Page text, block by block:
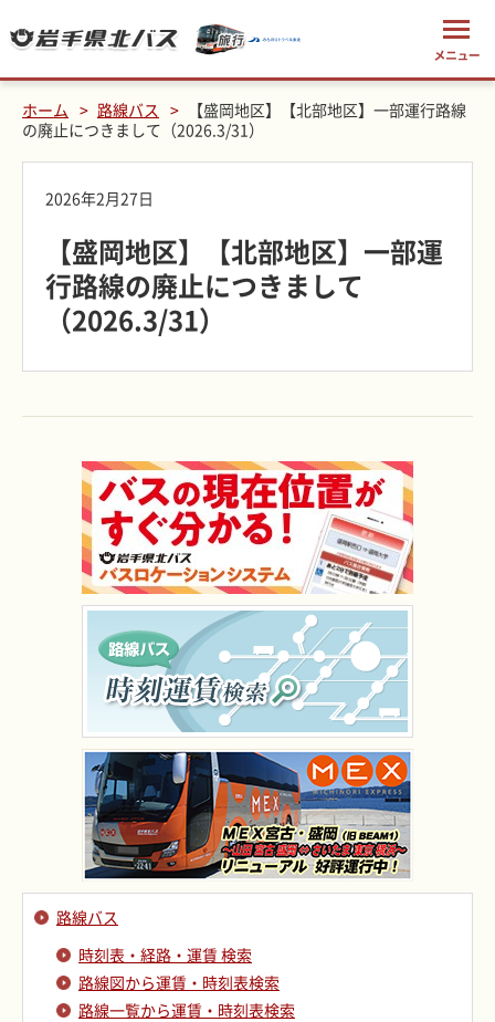
ホーム 路線バス
【盛岡地区】【北部地区】一部運行路線
の廃止につきまして（2026.3/31）
2026年2月27日
【盛岡地区】【北部地区】一部運
行路線の廃止につきまして
（2026.3/31）
路線バス
時刻表・経路・運賃 検索
路線図から運賃・時刻表検索
路線一覧から運賃・時刻表検索